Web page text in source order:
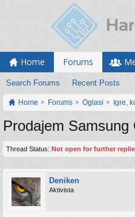
Home Forums
Search Forums Recent Posts
Home Forums Oglasi Igre,
Prodajem
Thread Status: Not open for further
Deniken
Aktivista